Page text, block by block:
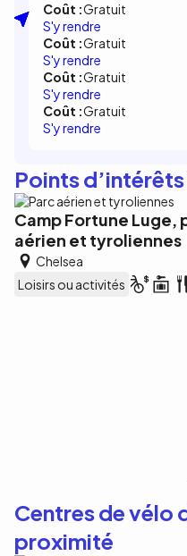
Coût :Gratuit
S'y rendre
Coût :Gratuit
S'y rendre
Coût :Gratuit
S'y rendre
Coût :Gratuit
S'y rendre
Points
Camp Fortune Luge,
aérien et tyroliennes
Chelsea
Loisirs ou activités
Centres de vélo
proximité